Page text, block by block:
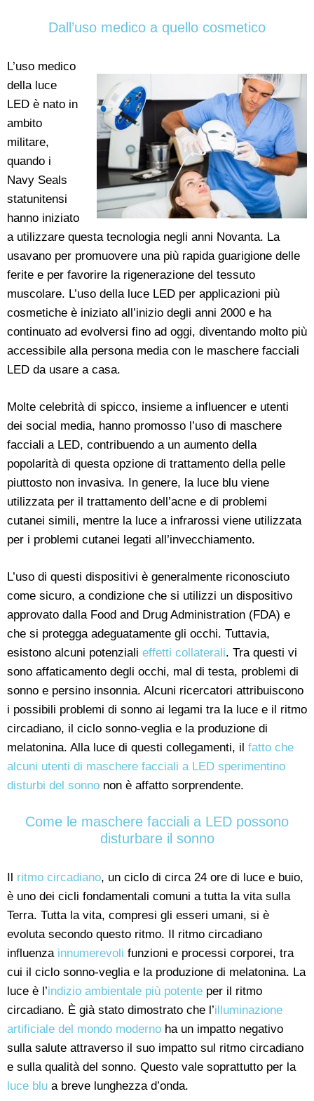
Dall’uso medico a quello cosmetico
L’uso medico
della luce
LED è nato in
ambito
militare,
quando i
Navy Seals
statunitensi
hanno iniziato
a utilizzare questa tecnologia negli anni Novanta. La
usavano per promuovere una più rapida guarigione delle
ferite e per favorire la rigenerazione del tessuto
muscolare. L’uso della luce LED per applicazioni più
cosmetiche è iniziato all’inizio degli anni 2000 e ha
continuato ad evolversi fino ad oggi, diventando molto più
accessibile alla persona media con le maschere facciali
LED da usare a casa.
Molte celebrità di spicco, insieme a influencer e utenti
dei social media, hanno promosso l’uso di maschere
facciali a LED, contribuendo a un aumento della
popolarità di questa opzione di trattamento della pelle
piuttosto non invasiva. In genere, la luce blu viene
utilizzata per il trattamento dell’acne e di problemi
cutanei simili, mentre la luce a infrarossi viene utilizzata
per i problemi cutanei legati all’invecchiamento.
L’uso di questi dispositivi è generalmente riconosciuto
come sicuro, a condizione che si utilizzi un dispositivo
approvato dalla Food and Drug Administration (FDA) e
che si protegga adeguatamente gli occhi. Tuttavia,
esistono alcuni potenziali effetti collaterali. Tra questi vi
sono affaticamento degli occhi, mal di testa, problemi di
sonno e persino insonnia. Alcuni ricercatori attribuiscono
i possibili problemi di sonno ai legami tra la luce e il ritmo
circadiano, il ciclo sonno-veglia e la produzione di
melatonina. Alla luce di questi collegamenti, il fatto che
alcuni utenti di maschere facciali a LED sperimentino
disturbi del sonno non è affatto sorprendente.
Come le maschere facciali a LED possono
disturbare il sonno
Il ritmo circadiano, un ciclo di circa 24 ore di luce e buio,
è uno dei cicli fondamentali comuni a tutta la vita sulla
Terra. Tutta la vita, compresi gli esseri umani, si è
evoluta secondo questo ritmo. Il ritmo circadiano
influenza innumerevoli funzioni e processi corporei, tra
cui il ciclo sonno-veglia e la produzione di melatonina. La
luce è l’indizio ambientale più potente per il ritmo
circadiano. È già stato dimostrato che l’illuminazione
artificiale del mondo moderno ha un impatto negativo
sulla salute attraverso il suo impatto sul ritmo circadiano
e sulla qualità del sonno. Questo vale soprattutto per la
luce blu a breve lunghezza d’onda.